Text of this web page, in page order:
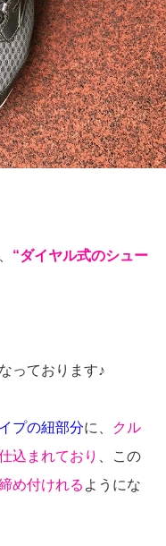
“ダイヤル式のシュー
っております♪
プの紐部分に、
クル
込まれており
、この
め付けれる ようにな